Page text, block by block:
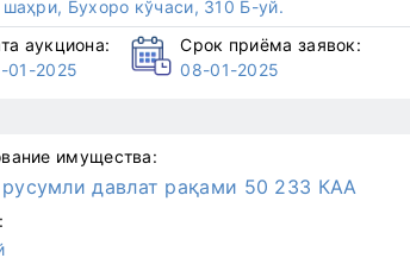
Бухоро кўчаси, 310 Б-уй.
аукциона:
01-2025
Срок приёма заявок:
08-01-2025
имущества:
русумли давлат рақами 50 233 КАА